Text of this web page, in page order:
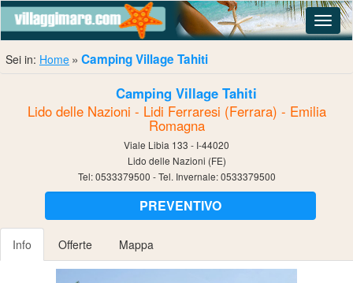
Sei in: Home Camping Village Tahiti
Camping Village Tahiti
Lido delle Nazioni - Lidi Ferraresi (Ferrara) - Emilia
Romagna
Viale Libia 133 - I-44020
Lido delle Nazioni (FE)
Tel:0533379500 - Tel. Invernale:0533379500
PREVENTIVO
Info Offerte Mappa
Previous